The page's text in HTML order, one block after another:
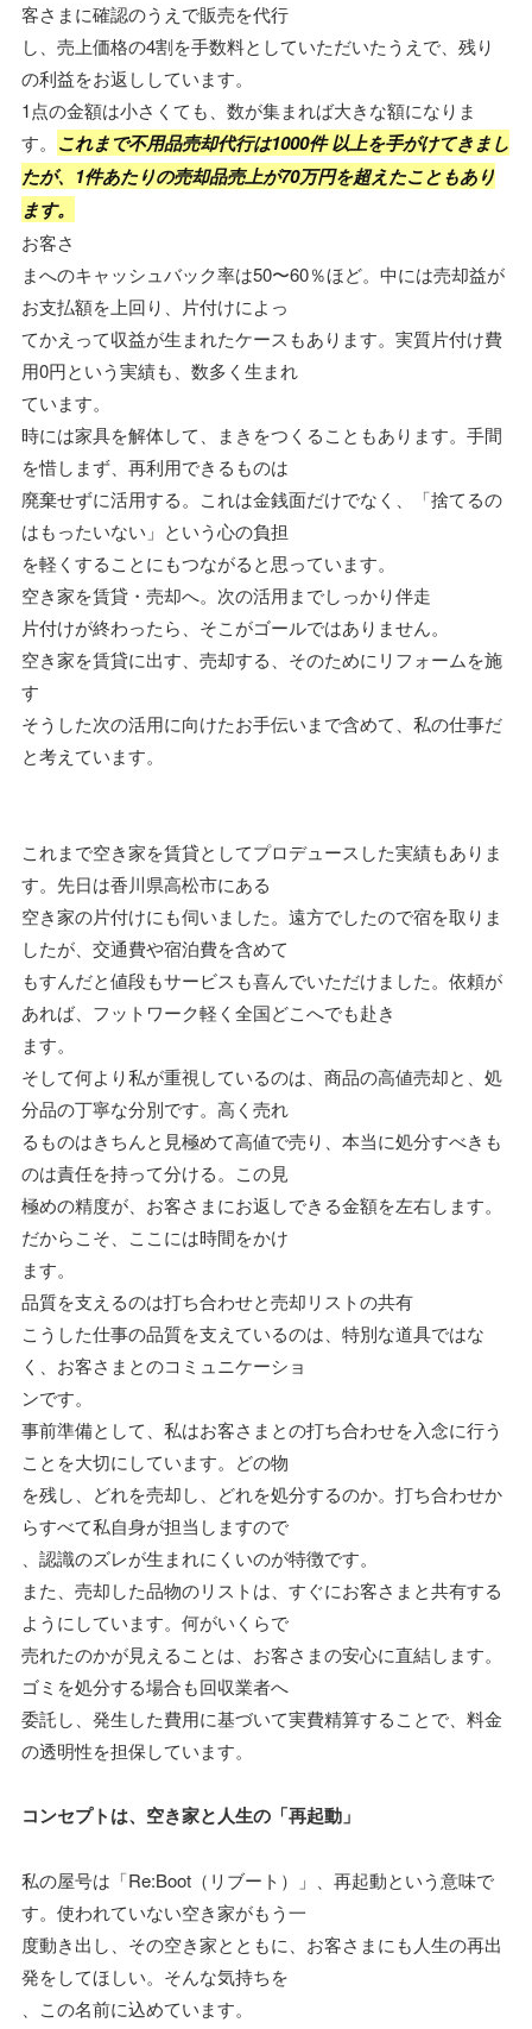
客さまに確認のうえで販売を代行
し、売上価格の4割を手数料としていただいたうえで、残り
の利益をお返ししています。
1点の金額は小さくても、数が集まれば大きな額になりま
す。 これまで不用品売却代行は1000件 以上を手がけてきまし
たが、1件あたりの売却品売上が70万円を超えたこともあり
ます。
お客さ
まへのキャッシュバック率は50〜60％ほど。中には売却益が
お支払額を上回り、片付けによっ
てかえって収益が生まれたケースもあります。実質片付け費
用0円という実績も、数多く生まれ
ています。
時には家具を解体して、まきをつくることもあります。手間
を惜しまず、再利用できるものは
廃棄せずに活用する。これは金銭面だけでなく、「捨てるの
はもったいない」という心の負担
を軽くすることにもつながると思っています。
空き家を賃貸・売却へ。次の活用までしっかり伴走
片付けが終わったら、そこがゴールではありません。
空き家を賃貸に出す、売却する、そのためにリフォームを施
す
そうした次の活用に向けたお手伝いまで含めて、私の仕事だ
と考えています。
これまで空き家を賃貸としてプロデュースした実績もありま
す。先日は香川県高松市にある
空き家の片付けにも伺いました。遠方でしたので宿を取りま
したが、交通費や宿泊費を含めて
もすんだと値段もサービスも喜んでいただけました。依頼が
あれば、フットワーク軽く全国どこへでも赴き
ます。
そして何より私が重視しているのは、商品の高値売却と、処
分品の丁寧な分別です。高く売れ
るものはきちんと見極めて高値で売り、本当に処分すべきも
のは責任を持って分ける。この見
極めの精度が、お客さまにお返しできる金額を左右します。
だからこそ、ここには時間をかけ
ます。
品質を支えるのは打ち合わせと売却リストの共有
こうした仕事の品質を支えているのは、特別な道具ではな
く、お客さまとのコミュニケーショ
ンです。
事前準備として、私はお客さまとの打ち合わせを入念に行う
ことを大切にしています。どの物
を残し、どれを売却し、どれを処分するのか。打ち合わせか
らすべて私自身が担当しますので
、認識のズレが生まれにくいのが特徴です。
また、売却した品物のリストは、すぐにお客さまと共有する
ようにしています。何がいくらで
売れたのかが見えることは、お客さまの安心に直結します。
ゴミを処分する場合も回収業者へ
委託し、発生した費用に基づいて実費精算することで、料金
の透明性を担保しています。
コンセプトは、空き家と人生の「再起動」
私の屋号は「Re:Boot（リブート）」、再起動という意味で
す。使われていない空き家がもう一
度動き出し、その空き家とともに、お客さまにも人生の再出
発をしてほしい。そんな気持ちを
、この名前に込めています。